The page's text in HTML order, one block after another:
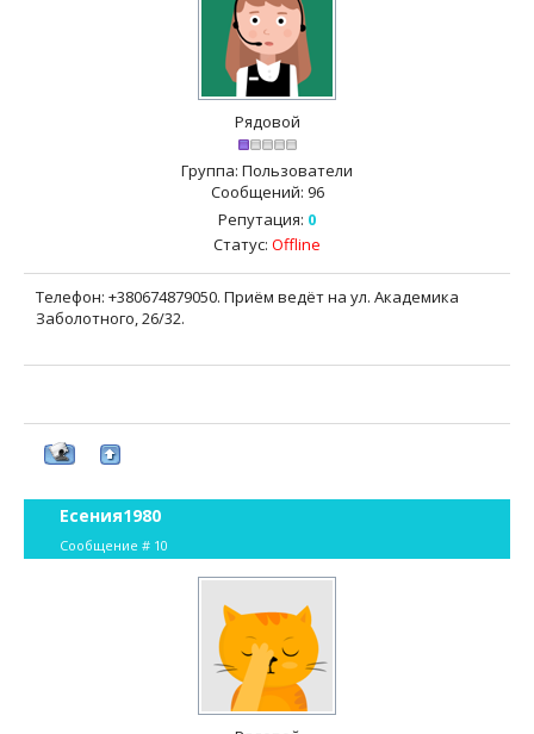
Рядовой
Группа: Пользователи
Сообщений: 96
Репутация: 0
Статус: Offline
Телефон: +380674879050. Приём ведёт на ул. Академика
Заболотного, 26/32.
Есения1980
Сообщение # 10